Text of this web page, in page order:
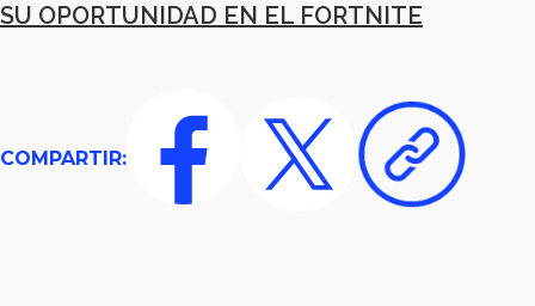
SU OPORTUNIDAD EN EL FORTNITE
COMPARTIR: